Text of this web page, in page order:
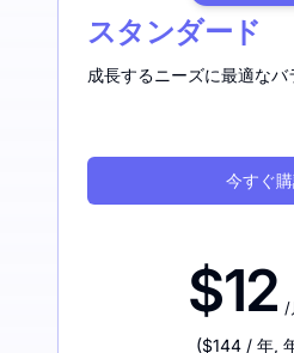
スタンダード
成長するニーズに最適なバ
今すぐ
$12 /
($144 / 年,